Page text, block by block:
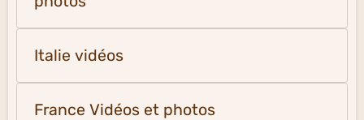
Italie vidéos
France Vidéos et photos